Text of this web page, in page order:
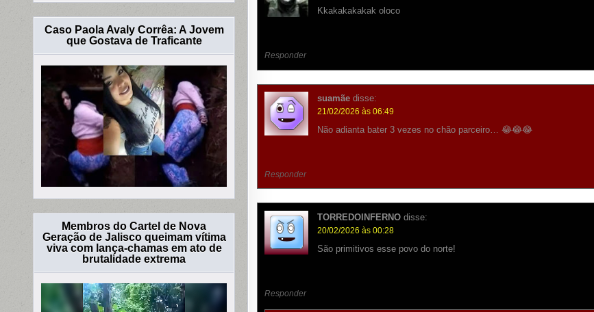
Kkakakakakak oloco
Responder
suamãe disse:
21/02/2026 às 06:49
Não adianta bater 3 vezes no chão parceiro… 😂😂😂
Responder
TORREDOINFERNO disse:
20/02/2026 às 00:28
São primitivos esse povo do norte!
Responder
Caso Paola Avaly Corrêa: A Jovem
que Gostava de Traficante
Membros do Cartel de Nova
Geração de Jalisco queimam vítima
viva com lança-chamas em ato de
brutalidade extrema